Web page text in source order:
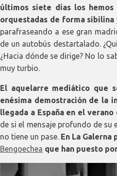
últimos siete días los hemos
orquestadas de forma sibilina
parafraseando a ese gran
de un autobús destartalado.
¿Hacia dónde se dirige? No lo
muy turbio.
El aquelarre mediático que
enésima demostración de la
llegada a España en el verano
de si el mensaje profundo de su
no tiene un pase. En La
Bengoechea que han puesto